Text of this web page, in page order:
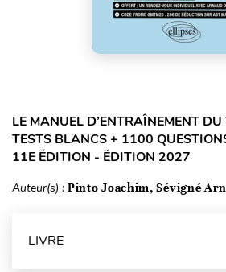
LE MANUEL D’ENTRAÎNEMENT
TESTS BLANCS + 1100
11E ÉDITION - ÉDITION 2027
Auteur(s) : Pinto Joachim, Sévigné
LIVRE